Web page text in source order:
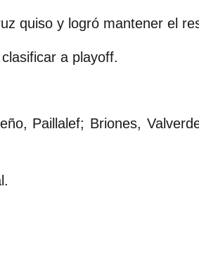
quiso y logró mantener el
a playoff.
Paillalef; Briones,